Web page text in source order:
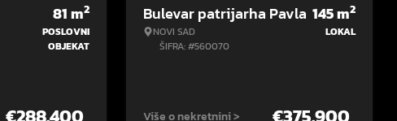
81m2
POSLOVNI
OBJEKAT
Bulevar patrijarha Pavla
NOVI SAD
ŠIFRA: #560070
145m2
LOKAL
Više o nekretnini >